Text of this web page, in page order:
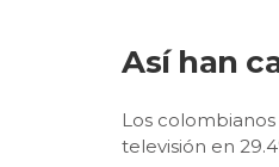
Así han
Los
televisión en